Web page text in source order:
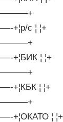
с ¦ ¦+
¦ ¦+
¦ ¦+
¦ ¦+